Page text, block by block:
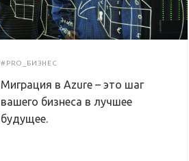
#PRO_БИЗНЕС
Миграция в Azure – это шаг
вашего бизнеса в лучшее
будущее.